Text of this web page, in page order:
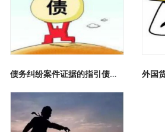
债务纠纷案件证据的指引债务纠纷诉讼程序